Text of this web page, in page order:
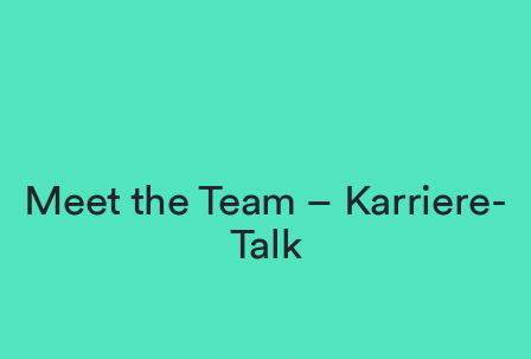
Meet the Team – Karriere-
Talk